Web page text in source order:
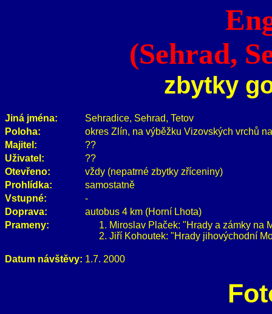
(Sehrad,
zbytky
Jiná jména:
Sehradice, Sehrad, Tetov
Poloha:
okres Zlín, na výběžku Vizovských vrchů
Majitel:
??
Uživatel:
??
Otevřeno:
vždy (nepatrné zbytky zříceniny)
Prohlídka:
samostatně
Vstupné:
-
Doprava:
autobus 4 km (Horní Lhota)
Prameny:
Miroslav Plaček: "Hrady a zámky na
Jiří Kohoutek: "Hrady jihovýchodní
Datum návštěvy: 1.7. 2000